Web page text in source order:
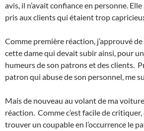
avis, il n’avait confiance en personne. Elle
pris aux clients qui étaient trop
Comme première réaction, j’approuvé
cette dame qui devait subir ainsi, pour
humeurs de son patrons et des clients.
patron qui abuse de son personnel, me
Mais de nouveau au volant de ma
réaction. Comme c’est facile de
trouver un coupable en l’occurrence le